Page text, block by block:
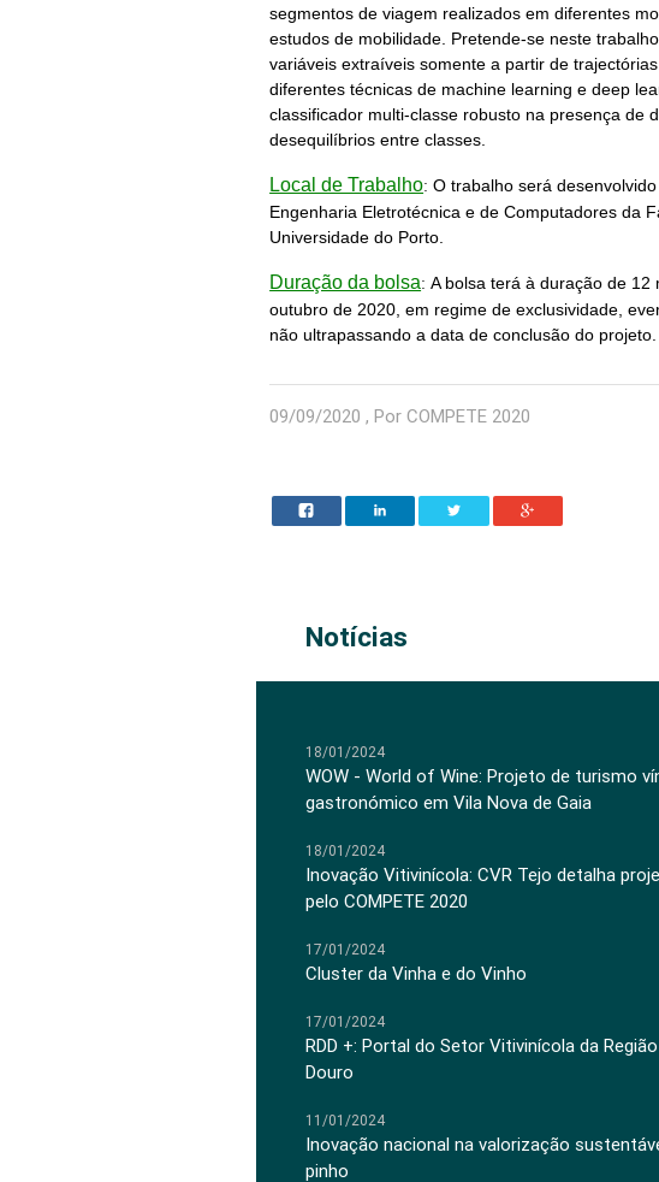
segmentos de viagem realizados em diferentes
estudos de mobilidade. Pretende-se neste
variáveis extraíveis somente a partir de
diferentes técnicas de machine learning e deep
classificador multi-classe robusto na presença de
desequilíbrios entre classes.
Local de Trabalho:O trabalho será
Engenharia Eletrotécnica e de Computadores da
Universidade do Porto.
Duração da bolsa:A bolsa terá à duração de 12
outubro de 2020, em regime de exclusividade,
não ultrapassando a data de conclusão do projeto.
09/09/2020 , Por COMPETE 2020
Notícias
18/01/2024
WOW - World of Wine: Projeto de turismo
gastronómico em Vila Nova de Gaia
18/01/2024
Inovação Vitivinícola: CVR Tejo detalha
pelo COMPETE 2020
17/01/2024
Cluster da Vinha e do Vinho
17/01/2024
RDD +: Portal do Setor Vitivinícola da
Douro
11/01/2024
Inovação nacional na valorização
pinho